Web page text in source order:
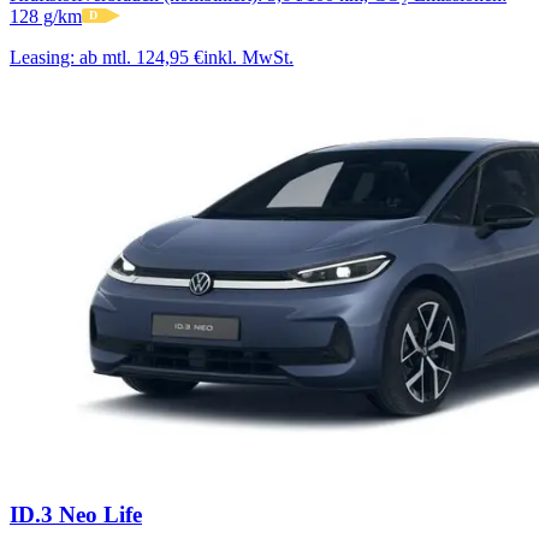
128 g/km D
Leasing: ab mtl. 124,95 €inkl. MwSt.
ID.3 Neo Life